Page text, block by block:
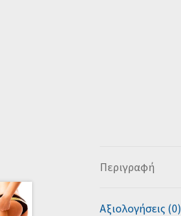
Περιγραφή
Αξιολογήσεις (0)